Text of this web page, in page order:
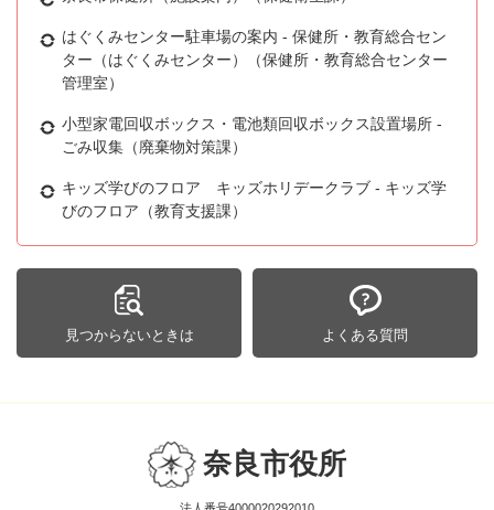
はぐくみセンター駐車場の案内 - 保健所・教育総合セン
ター（はぐくみセンター）（保健所・教育総合センター
管理室）
小型家電回収ボックス・電池類回収ボックス設置場所 -
ごみ収集（廃棄物対策課）
キッズ学びのフロア キッズホリデークラブ - キッズ学
びのフロア（教育支援課）
見つからないときは よくある質問
奈良市役所